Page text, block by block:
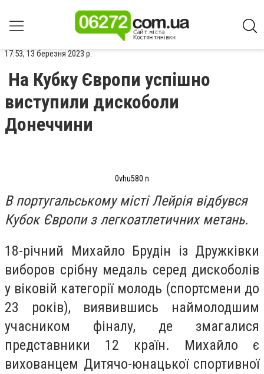
17:53, 13 березня 2023 р.
На Кубку Європи успішно
виступили дискоболи
Донеччини
0vhu580 n
В португальському місті Лейрія відбувся
Кубок Європи з легкоатлетичних метань.
18-річний Михайло Брудін із Дружківки
виборов срібну медаль серед дискоболів
у віковій категорії молодь (спортсмени до
23 років), виявившись наймолодшим
учасником фіналу, де змагалися
представники 12 країн. Михайло є
вихованцем Дитячо-юнацької спортивної